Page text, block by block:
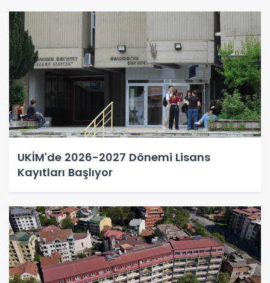
UKİM'de 2026-2027 Dönemi Lisans
Kayıtları Başlıyor